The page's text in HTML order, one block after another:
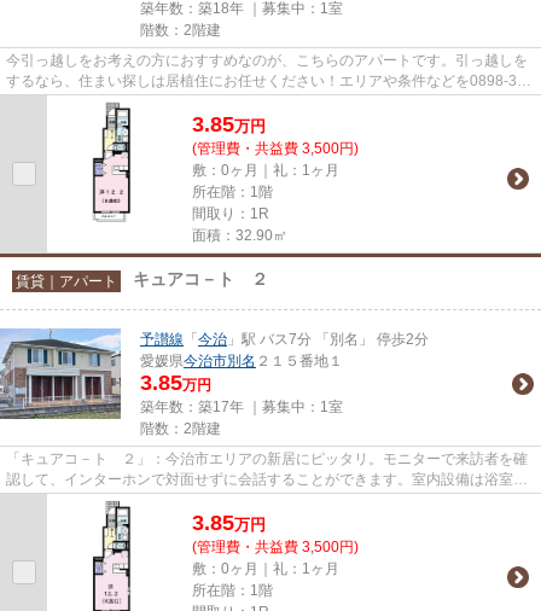
築年数：築18年 ｜募集中： 1室
階数：2階建
今引っ越しをお考えの方におすすめなのが、こちらのアパートです。引っ越しを
するなら、住まい探しは居植住にお任せください！エリアや条件などを0898-33-
0011からお伝えいただければ...
3.85万円
(管理費・共益費 3,500円)
敷：0ヶ月｜礼：1ヶ月
所在階：1階
間取り：1R
面積：32.90㎡
賃貸｜アパート キュアコ－ト ２
予讃線 「 今治 」駅 バス7分 「別名」 停歩2分
愛媛県今治市別名 ２１５番地１
3.85万円
築年数：築17年 ｜募集中： 1室
階数：2階建
「キュアコ－ト ２」：今治市エリアの新居にピッタリ。モニターで来訪者を確
認して、インターホンで対面せずに会話することができます。室内設備は浴室乾
燥機・洗面所独立など充実し...
3.85万円
(管理費・共益費 3,500円)
敷：0ヶ月｜礼：1ヶ月
所在階：1階